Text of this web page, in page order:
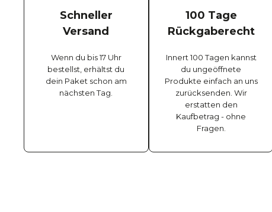
Schneller
Versand
Wenn du bis 17 Uhr
bestellst, erhältst du
dein Paket schon am
nächsten Tag.
100 Tage
Rückgaberecht
Innert 100 Tagen kannst
du ungeöffnete
Produkte einfach an uns
zurücksenden. Wir
erstatten den
Kaufbetrag - ohne
Fragen.